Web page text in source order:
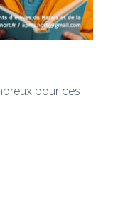
pour ces